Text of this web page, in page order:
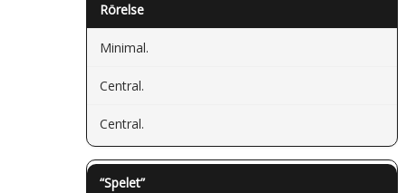
Rörelse
Minimal.
Central.
Central.
“Spelet”